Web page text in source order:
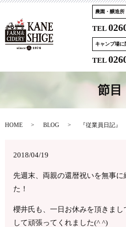
農園・醸造
TEL
キャンプ場
TEL
節目
HOME BLOG 『従業員日記』
2018/04/19
先週末、両親の還暦祝いを無事
た！
櫻井氏も、一日お休みを頂きま
して頑張ってくれました(^ ^)